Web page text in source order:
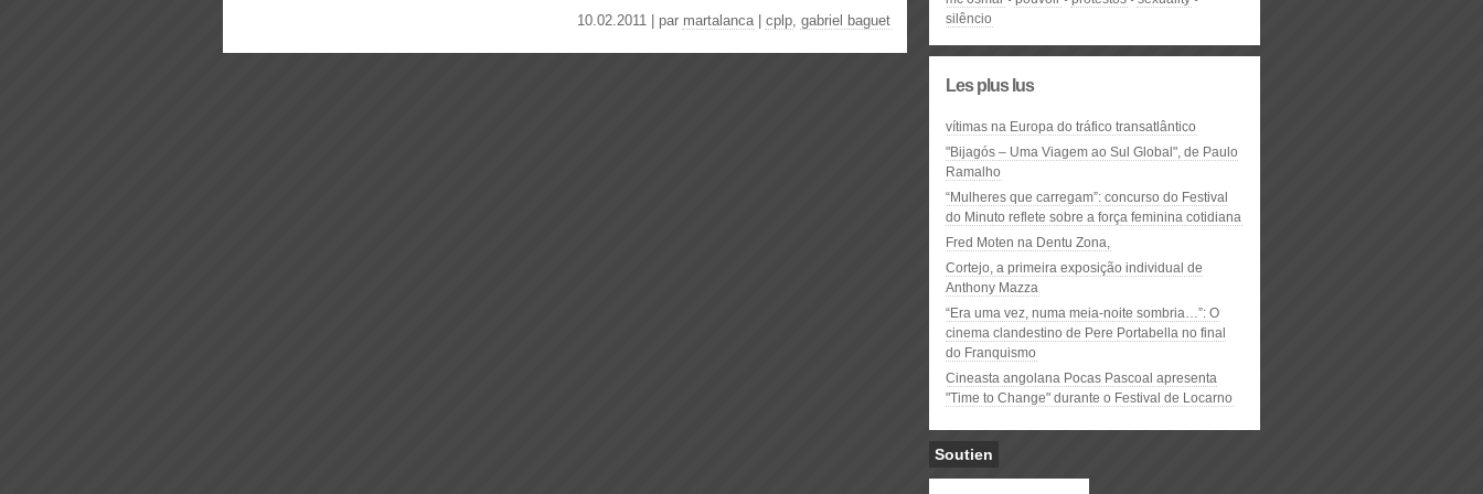
10.02.2011 | par martalanca| cplp, gabriel baguet
silêncio
Les plus lus
vítimas na Europa do tráfico transatlântico
"Bijagós – Uma Viagem ao Sul Global", de Paulo
Ramalho
“Mulheres que carregam”: concurso do Festival
do Minuto reflete sobre a força feminina cotidiana
Fred Moten na Dentu Zona,
Cortejo, a primeira exposição individual de
Anthony Mazza
“Era uma vez, numa meia-noite sombria…”: O
cinema clandestino de Pere Portabella no final
do Franquismo
Cineasta angolana Pocas Pascoal apresenta
"Time to Change" durante o Festival de Locarno
Soutien